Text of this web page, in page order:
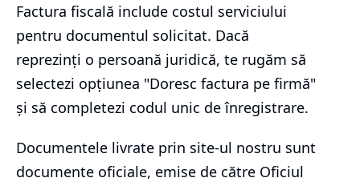
Factura fiscală include costul serviciului
pentru documentul solicitat. Dacă
reprezinți o persoană juridică, te rugăm să
selectezi opțiunea "Doresc factura pe firmă"
și să completezi codul unic de înregistrare.
Documentele livrate prin site-ul nostru sunt
documente oficiale, emise de către Oficiul